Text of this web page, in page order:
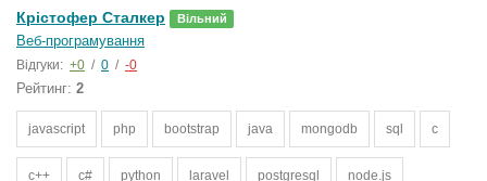
Крістофер Сталкер Вільний
Веб-програмування
Відгуки: +0 / 0 / -0
Рейтинг: 2
javascript php bootstrap java mongodb sql c
c++ c# python laravel postgresql node.js